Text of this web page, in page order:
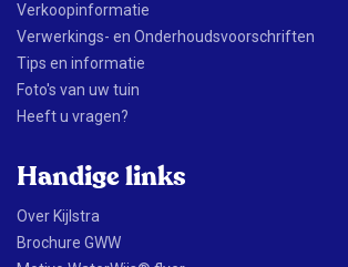
Verkoopinformatie
Verwerkings- en Onderhoudsvoorschriften
Tips en informatie
Foto's van uw tuin
Heeft u vragen?
Handige links
Over Kijlstra
Brochure GWW